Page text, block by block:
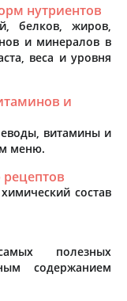
нутриентов
белков, жиров,
и минералов в
веса и уровня
и
витамины и
меню.
рецептов
состав
полезных
содержанием